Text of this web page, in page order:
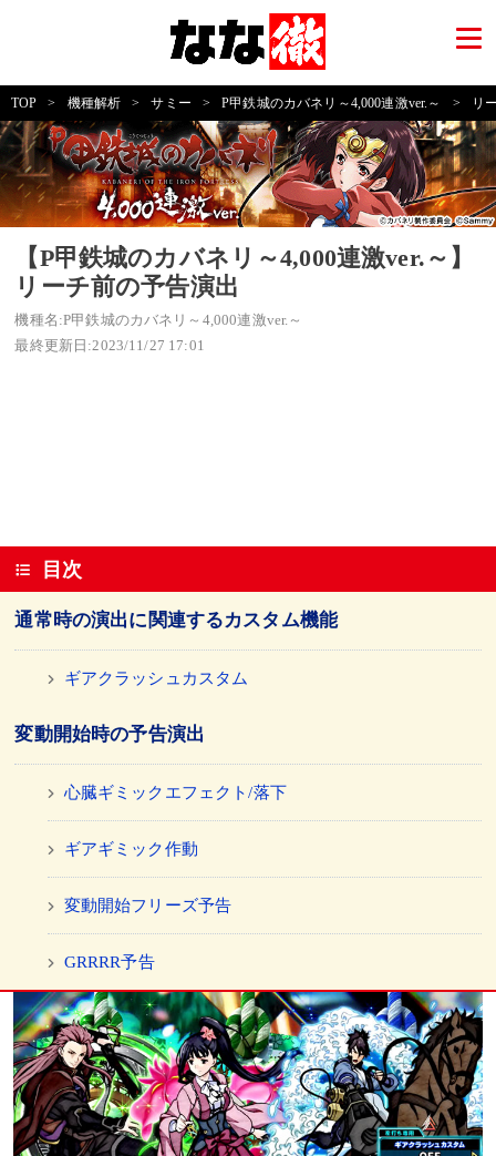
TOP > 機種解析 > サミー > P甲鉄城のカバネリ～4,000連激ver.～ > リ
【P甲鉄城のカバネリ～4,000連激ver.～】
リーチ前の予告演出
機種名:P甲鉄城のカバネリ～4,000連激ver.～
最終更新日:2023/11/27 17:01
目次
通常時の演出に関連するカスタム機能
ギアクラッシュカスタム
変動開始時の予告演出
心臓ギミックエフェクト/落下
ギアギミック作動
変動開始フリーズ予告
GRRRR予告
主要予告演出
連続予告(カバネ化)
回想ZONE